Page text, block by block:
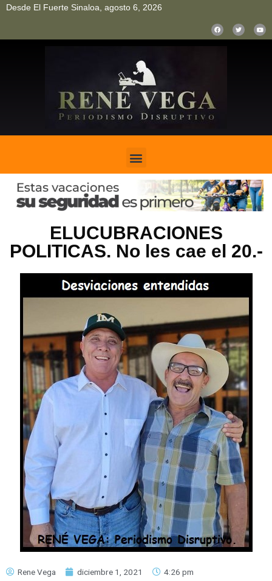
Desde El Fuerte Sinaloa, agosto 6, 2026
ELUCUBRACIONES
POLITICAS. No les cae el 20.-
Rene Vega diciembre 1, 2021
4:26 pm